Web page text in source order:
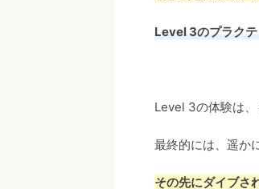
Level 3のプラク
Level 3の体験は、
最終的には、遥か
その先にダイブさ